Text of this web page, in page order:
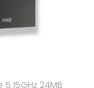
24MB